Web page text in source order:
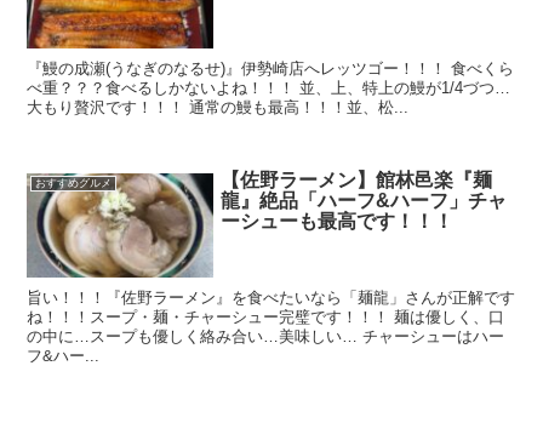
『鰻の成瀬(うなぎのなるせ)』伊勢崎店へレッツゴー！！！ 食べくら
べ重？？？食べるしかないよね！！！ 並、上、特上の鰻が1/4づつ…
大もり贅沢です！！！ 通常の鰻も最高！！！並、松...
おすすめグルメ
【佐野ラーメン】館林邑楽『麺
龍』絶品「ハーフ&ハーフ」チャ
ーシューも最高です！！！
旨い！！！『佐野ラーメン』を食べたいなら「麺龍」さんが正解です
ね！！！スープ・麺・チャーシュー完璧です！！！ 麺は優しく、口
の中に…スープも優しく絡み合い…美味しい… チャーシューはハー
フ&ハー...